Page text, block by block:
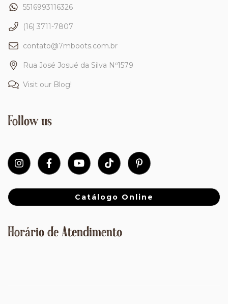
5516993116326
(16) 3711-7807
contato@7mboots.com.br
Rua José Josué da Silva Nº1579
Visit our Blog!
Follow us
Catálogo Online
Horário de Atendimento